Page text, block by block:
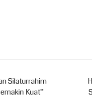
Silaturrahim
Kuat”